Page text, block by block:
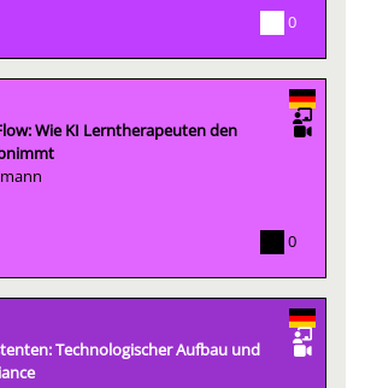
0
Wie KI Lerntherapeuten den
0
Technologischer Aufbau und